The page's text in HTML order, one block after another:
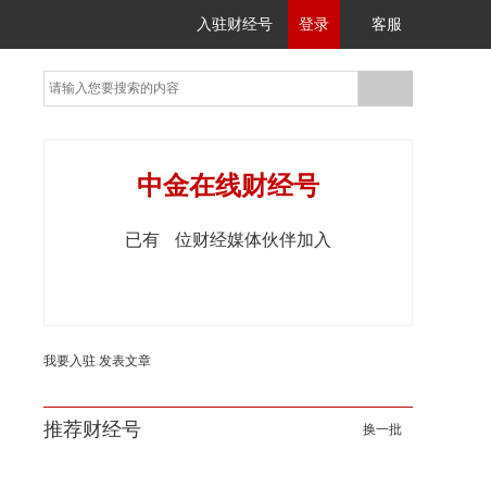
入驻财经号 登录 客服
中金在线财经号
已有 位财经媒体伙伴加入
我要入驻 发表文章
推荐财经号 换一批